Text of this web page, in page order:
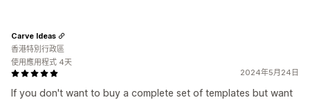
2024年5月24日
If you don't want to buy a complete set of templates but want
Carve Ideas
香港特別行政區
使用應用程式 4天